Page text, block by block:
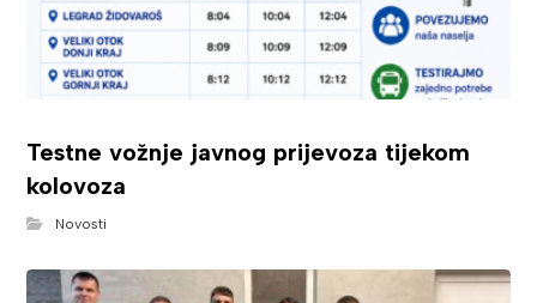
Testne vožnje javnog prijevoza tijekom
kolovoza
Novosti